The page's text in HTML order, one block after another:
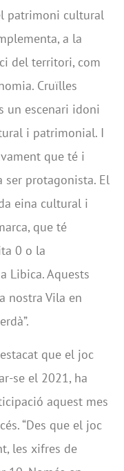
patrimoni cultural
a la
del territori, com
Cruïlles
un escenari idoni
i patrimonial. I
que té i
protagonista. El
eina cultural i
que té
0 o la
Libica. Aquests
nostra Vila en
que el joc
se el 2021, ha
aquest mes
“Des que el joc
les xifres de